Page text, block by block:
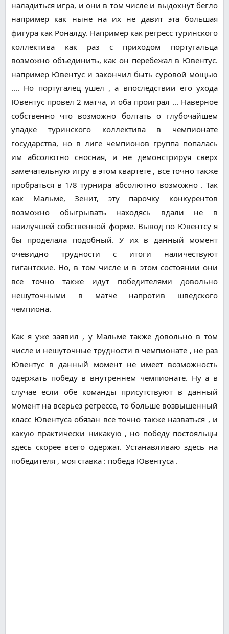
наладиться игра, и они в том числе и выдохнут бегло
например как ныне на их не давит эта большая
фигура как Роналду. Например как регресс туринского
коллектива как раз с приходом португальца
возможно объединить, как он перебежал в Ювентус.
например Ювентус и закончил быть суровой мощью
.... Но португалец ушел , а впоследствии его ухода
Ювентус провел 2 матча, и оба проиграл ... Наверное
собственно что возможно болтать о глубочайшем
упадке туринского коллектива в чемпионате
государства, но в лиге чемпионов группа попалась
им абсолютно сносная, и не демонстрируя сверх
замечательную игру в этом квартете , все точно также
пробраться в 1/8 турнира абсолютно возможно . Так
как Мальмё, Зенит, эту парочку конкурентов
возможно обыгрывать находясь вдали не в
наилучшей собственной форме. Вывод по Ювентсу я
бы проделала подобный. У их в данный момент
очевидно трудности с итоги наличествуют
гигантские. Но, в том числе и в этом состоянии они
все точно также идут победителями довольно
нешуточными в матче напротив шведского
чемпиона.
Как я уже заявил , у Мальмё также довольно в том
числе и нешуточные трудности в чемпионате , не раз
Ювентус в данный момент не имеет возможность
одержать победу в внутреннем чемпионате. Ну а в
случае если обе команды присутствуют в данный
момент на всерьез регрессе, то больше возвышенный
класс Ювентуса обязан все точно также назваться , и
какую практически никакую , но победу постояльцы
здесь скорее всего одержат. Устанавливаю здесь на
победителя , моя ставка : победа Ювентуса .